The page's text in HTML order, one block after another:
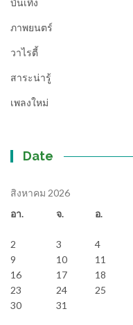
ภาพยนตร์
วาไรตี้
สาระน่ารู้
เพลงใหม่
Date
สิงหาคม 2026
อา.
จ. อ.
2
3 4
9
10 11
16
17 18
23
24 25
30
31